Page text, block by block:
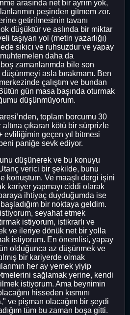
arasında net bir ayrım yok,
peşinden gitmem zor.
getirilmesinin tavanı
düşüktür ve aslında bir miktar
taşıyan yol (metin yazarlığı)
sıkıcı ve ruhsuzdur ve yapay
daha da
zamanlarımda bile son
asla bırakmam. Ben
çalıştım ve bundan
gün masa başında oturmak
düşünmüyorum.
toplam borcumu 30
altına çıkaran kötü bir sürprizle
evliliğimin geçen yıl bitmesi
paniğe sevk ediyor.
düşünerek ve bu konuyu
verici bir şekilde, bunu
konuştum. Ve maaşlı dergi işini
kariyer yapmayı ciddi olarak
ihtiyaç duyduğumda ise
bir noktaya geldim.
seyahat etmek
istiyorum, istikrarlı ve
ve ileriye dönük net bir yolla
istiyorum. En önemlisi, yapay
olduğunca az düşünmek ve
bir kariyerde olmak
her ay yemek yiyip
sağlamak yerine, kendi
istiyorum. Ama beynimin
hisseden kısmını
ve pişman olacağım bir şeydi
tüm bu zaman boşa gitti.